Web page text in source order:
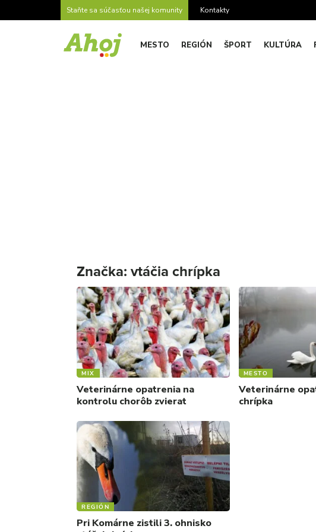
Staňte sa súčasťou našej komunity Kontakty
MESTO REGIÓN ŠPORT KULTÚRA
Značka: vtáčia chrípka
MIX
Veterinárne opatrenia na
kontrolu chorôb zvierat
MESTO
Veterinárne
chrípka
REGIÓN
Pri Komárne zistili 3. ohnisko